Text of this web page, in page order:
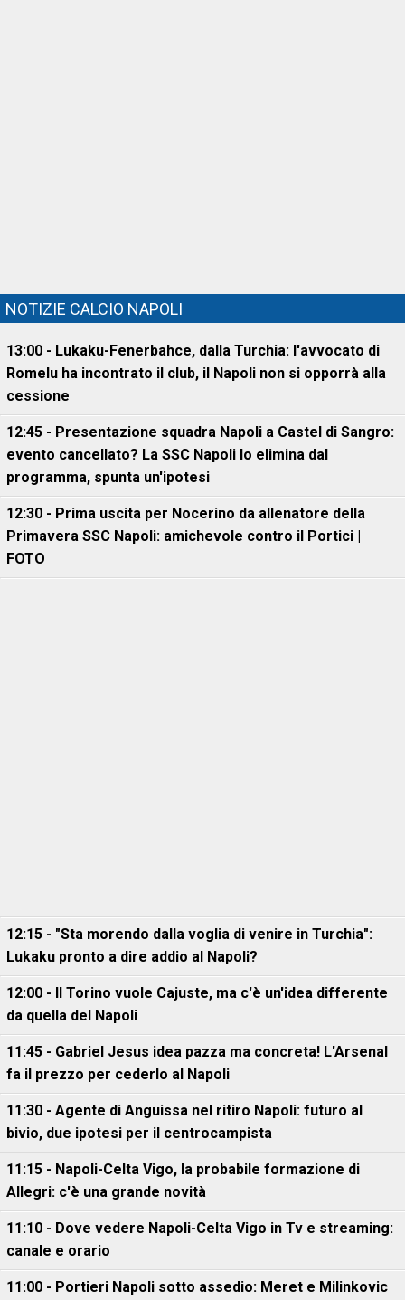
NOTIZIE CALCIO NAPOLI
13:00 - Lukaku-Fenerbahce, dalla Turchia: l'avvocato di
Romelu ha incontrato il club, il Napoli non si opporrà alla
cessione
12:45 - Presentazione squadra Napoli a Castel di Sangro:
evento cancellato? La SSC Napoli lo elimina dal
programma, spunta un'ipotesi
12:30 - Prima uscita per Nocerino da allenatore della
Primavera SSC Napoli: amichevole contro il Portici |
FOTO
12:15 - "Sta morendo dalla voglia di venire in Turchia":
Lukaku pronto a dire addio al Napoli?
12:00 - Il Torino vuole Cajuste, ma c'è un'idea differente
da quella del Napoli
11:45 - Gabriel Jesus idea pazza ma concreta! L'Arsenal
fa il prezzo per cederlo al Napoli
11:30 - Agente di Anguissa nel ritiro Napoli: futuro al
bivio, due ipotesi per il centrocampista
11:15 - Napoli-Celta Vigo, la probabile formazione di
Allegri: c'è una grande novità
11:10 - Dove vedere Napoli-Celta Vigo in Tv e streaming:
canale e orario
11:00 - Portieri Napoli sotto assedio: Meret e Milinkovic